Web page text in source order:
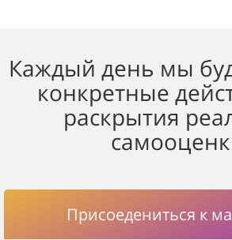
Каждый день мы
конкретные
раскрытия
Присоедениться к